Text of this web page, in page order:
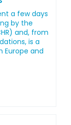
a few days
by the
and, from
is a
Europe and